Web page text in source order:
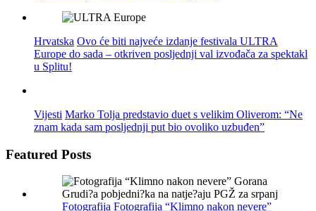
Hrvatska Ovo će biti najveće izdanje festivala ULTRA
Europe do sada – otkriven posljednji val izvođača za spektakl
u Splitu!
Vijesti Marko Tolja predstavio duet s velikim Oliverom: “Ne
znam kada sam posljednji put bio ovoliko uzbuđen”
Featured Posts
Fotografija Fotografija “Klimno nakon nevere”